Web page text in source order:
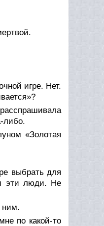
игре. Нет.
либо.
«Золотая
выбрать для
эти люди. Не
ним.
по какой-то